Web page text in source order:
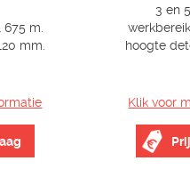
m.
mm.
3 en
hoogte
Klik voor